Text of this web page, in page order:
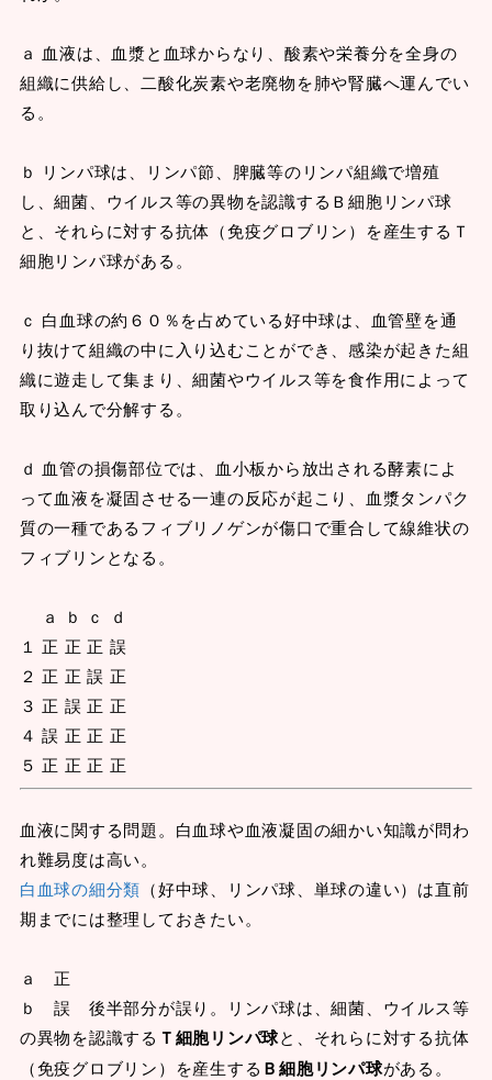
ａ 血液は、血漿と血球からなり、酸素や栄養分を全身の
組織に供給し、二酸化炭素や老廃物を肺や腎臓へ運んでい
る。
ｂ リンパ球は、リンパ節、脾臓等のリンパ組織で増殖
し、細菌、ウイルス等の異物を認識するＢ細胞リンパ球
と、それらに対する抗体（免疫グロブリン）を産生するＴ
細胞リンパ球がある。
ｃ 白血球の約６０％を占めている好中球は、血管壁を通
り抜けて組織の中に入り込むことができ、感染が起きた組
織に遊走して集まり、細菌やウイルス等を食作用によって
取り込んで分解する。
ｄ 血管の損傷部位では、血小板から放出される酵素によ
って血液を凝固させる一連の反応が起こり、血漿タンパク
質の一種であるフィブリノゲンが傷口で重合して線維状の
フィブリンとなる。
ａ ｂ ｃ ｄ
１ 正 正 正 誤
２ 正 正 誤 正
３ 正 誤 正 正
４ 誤 正 正 正
５ 正 正 正 正
血液に関する問題。白血球や血液凝固の細かい知識が問わ
れ難易度は高い。
白血球の細分類 （好中球、リンパ球、単球の違い）は直前
期までには整理しておきたい。
ａ 正
ｂ 誤 後半部分が誤り。リンパ球は、細菌、ウイルス等
の異物を認識する Ｔ細胞リンパ球と、それらに対する抗体
（免疫グロブリン）を産生する Ｂ細胞リンパ球がある。